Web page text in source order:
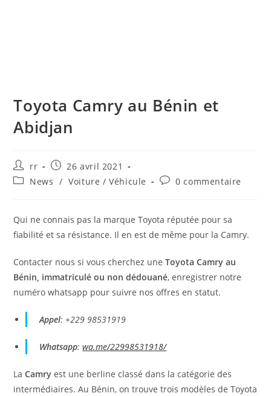
Toyota Camry au Bénin et
Abidjan
Auteur/autrice
de
rr
Publication
publiée :
26 avril 2021
PostNews / Voiture / Véhicule
Commentaires
publication :
0 commentaire
Qui ne connais pas la marque Toyota réputée pour sa
fiabilité et sa résistance. Il en est de même pour la Camry.
Contacter nous si vous cherchez uneToyota Camry au
Bénin, immatriculé ou non dédouané, enregistrer notre
numéro whatsapp pour suivre nos offres en statut.
Appel: +229 98531919
Whatsapp:wa.me/22998531918/
LaCamry est une berline classé dans la catégorie des
intermédiaires. Au Bénin, on trouve trois modèles de Toyota